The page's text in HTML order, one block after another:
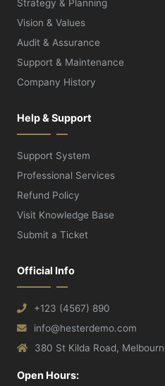
Strategy & Planning
Vision & Values
Audit & Assurance
Support & Maintenance
Company History
Help & Support
Support System
Professional Services
Refund Policy
Visit Knowledge Base
Submit a Ticket
Official Info
+123 (4567) 890
info@hesterdemo.com
380 St Kilda Road,
Open Hours: